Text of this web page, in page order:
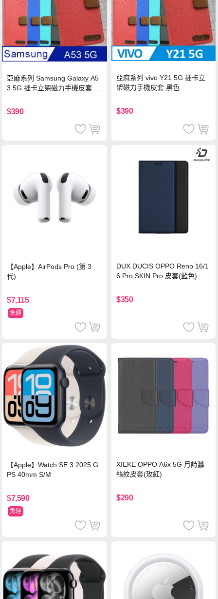
亞麻系列 Samsung Galaxy A5
3 5G 插卡立架磁力手機皮套 藍
$390
亞麻系列 vivo Y21 5G 插卡立
架磁力手機皮套 黑色
$390
【Apple】AirPods Pro (第 3
代)
$7,115
免運
DUX DUCIS OPPO Reno 16/1
6 Pro SKIN Pro 皮套(藍色)
$350
【Apple】Watch SE 3 2025 G
PS 40mm S/M
$7,590
免運
XIEKE OPPO A6x 5G 月詩蠶
絲紋皮套(玫紅)
$290